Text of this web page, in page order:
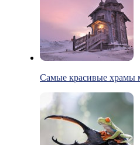
Самые красивые храмы